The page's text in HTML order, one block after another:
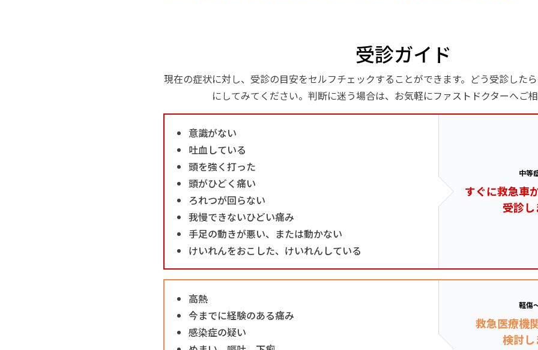
受診ガイド
現在の症状に対し、受診の目安をセルフチェックすることができます。どう受診した
にしてみてください。判断に迷う場合は、お気軽にファストドクターへご
意識がない
吐血している
頭を強く打った
頭がひどく痛い
ろれつが回らない
我慢できないひどい痛み
手足の動きが悪い、または動かない
けいれんをおこした、けいれんしている
中等
すぐに救急車
受診
高熱
今までに経験のある痛み
感染症の疑い
軽傷
救急医療機
検討